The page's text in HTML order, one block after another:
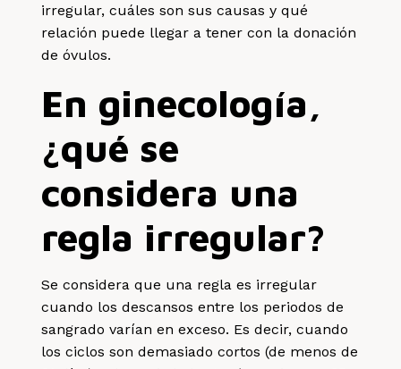
irregular, cuáles son sus causas y qué
relación puede llegar a tener con la donación
de óvulos.
En ginecología,
¿qué se
considera una
regla irregular?
Se considera que una regla es irregular
cuando los descansos entre los periodos de
sangrado varían en exceso. Es decir, cuando
los ciclos son demasiado cortos (de menos de